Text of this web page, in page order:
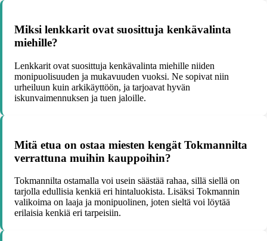
Miksi lenkkarit ovat suosittuja kenkävalinta
miehille?
Lenkkarit ovat suosittuja kenkävalinta miehille niiden
monipuolisuuden ja mukavuuden vuoksi. Ne sopivat niin
urheiluun kuin arkikäyttöön, ja tarjoavat hyvän
iskunvaimennuksen ja tuen jaloille.
Mitä etua on ostaa miesten kengät Tokmannilta
verrattuna muihin kauppoihin?
Tokmannilta ostamalla voi usein säästää rahaa, sillä siellä on
tarjolla edullisia kenkiä eri hintaluokista. Lisäksi Tokmannin
valikoima on laaja ja monipuolinen, joten sieltä voi löytää
erilaisia kenkiä eri tarpeisiin.